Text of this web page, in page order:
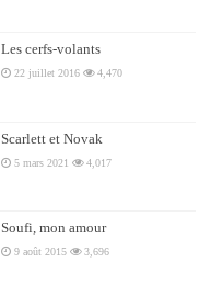
Les cerfs-volants
22 juillet 2016 4,470
Scarlett et Novak
5 mars 2021 4,017
Soufi, mon amour
9 août 2015 3,696